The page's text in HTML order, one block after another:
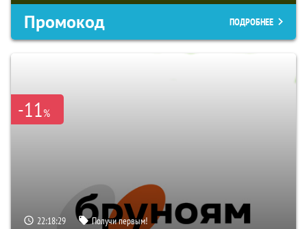
Промокод ПОДРОБНЕЕ
-11%
22:18:28 Получи первым!